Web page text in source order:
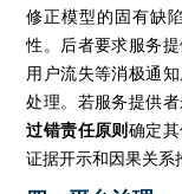
修正模型的固有缺
性。后者要求服务
用户流失等消极通
处理。若服务提供
过错责任原则确定
证据开示和因果关系